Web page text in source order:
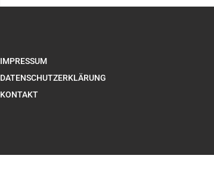
IMPRESSUM
DATENSCHUTZERKLÄRUNG
KONTAKT